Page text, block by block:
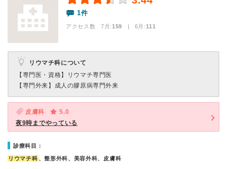
1件
アクセス数 7月:159 | 6月:111
リウマチ科について
【専門医・資格】
リウマチ専門医
【専門外来】 成人の膠原病専門外来
皮膚科
5.0
夜9時までやっている
診療科目：
リウマチ科 、整形外科、美容外科、皮膚科